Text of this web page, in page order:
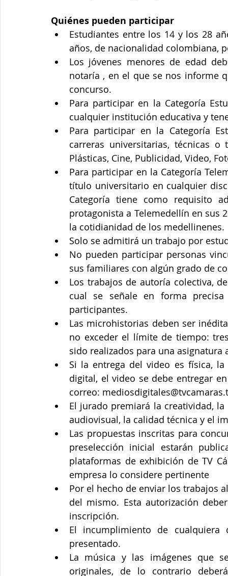
Quiénes pueden participar
Estudiantes entre los 14 y los 28
Los jóvenes menores de edad
notaría , en el que se nos informe
concurso.
Para participar en la Categoría
cualquier institución educativa y
Para participar en la Categoría
carreras universitarias, técnicas o
Para participar en la Categoría
título universitario en cualquier
Categoría tiene como requisito
protagonista a Telemedellín en sus
la cotidianidad de los
Solo se admitirá un trabajo por
No pueden participar personas
sus familiares con algún grado de
Los trabajos de autoría colectiva,
cual se señale en forma
participantes.
Las microhistorias deben ser
no exceder el límite de tiempo:
sido realizados para una
Si la entrega del video es física,
digital, el video se debe entregar
correo:
El jurado premiará la creatividad,
audiovisual, la calidad técnica y el
Las propuestas inscritas para
preselección inicial estarán
plataformas de exhibición de TV
empresa lo considere pertinente
Por el hecho de enviar los trabajos
del mismo. Esta autorización
inscripción.
El incumplimiento de cualquiera
presentado.
La música y las imágenes que
originales, de lo contrario